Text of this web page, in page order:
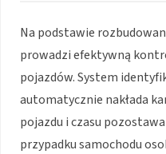
Na podstawie
prowadzi efektywną
pojazdów. System
automatycznie nakłada
pojazdu i czasu
przypadku samochodu